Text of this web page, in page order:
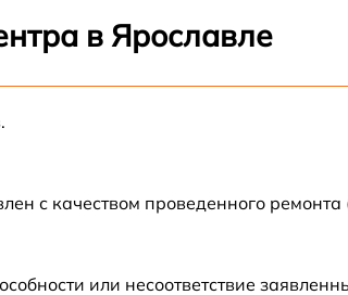
мин
в Ярославле
с качеством проведенного
или несоответствие